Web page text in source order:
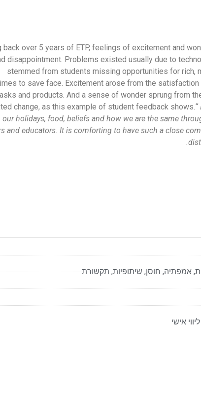
back over 5 years of ETP, feelings of excitement and
disappointment. Problems existed usually due to
stemmed from students missing opportunities for rich,
to save face. Excitement arose from the
and products. And a sense of wonder sprung from
change, as this example of student feedback shows.
holidays, food, beliefs and how we are the same
and educators. It is comforting to have such a close
,אמפתיה,חוסן,שיתופיות,תקשורת
ליווי אישי